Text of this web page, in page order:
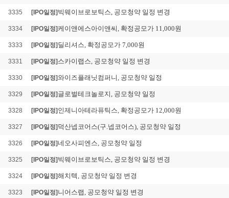
3335 [IPO일정] 빅웨이브로보틱스, 공모청약 일정 변경
3334 [IPO일정] 케이앤에스아이앤씨, 확정공모가 11,000원
3333 [IPO일정] 딜리셔스, 확정공모가 7,000원
3331 [IPO일정] 스카이랩스, 공모청약 일정 변경
3330 [IPO일정]와이즈플래닛컴퍼니, 공모청약 일정
3329 [IPO일정] 글로벌테크놀로지, 공모청약 일정
3328 [IPO일정] 인제니아테라퓨틱스, 확정공모가 12,000원
3327 [IPO일정] 덕산넵코어스(구.넵코어스), 공모청약 일정
3326 [IPO일정]네오사피엔스, 공모청약 일정
3325 [IPO일정] 빅웨이브로보틱스, 공모청약 일정 변경
3324 [IPO일정]해치텍, 공모청약 일정 변경
3323 [IPO일정] 니어스랩, 공모청약 일정 변경